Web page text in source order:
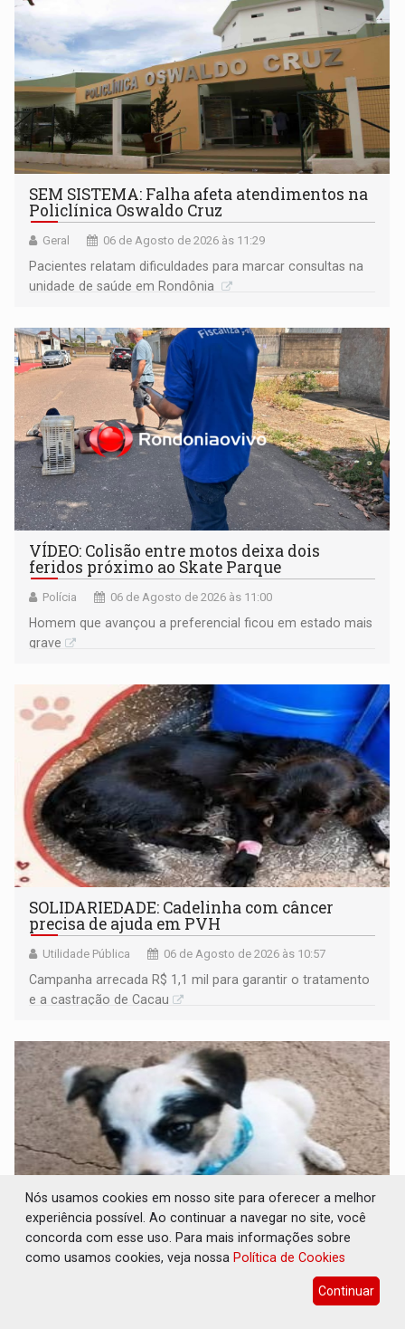
SEM SISTEMA: Falha afeta atendimentos na
Policlínica Oswaldo Cruz
Geral 06 de Agosto de 2026 às 11:29
Pacientes relatam dificuldades para marcar consultas na
unidade de saúde em Rondônia
VÍDEO: Colisão entre motos deixa dois
feridos próximo ao Skate Parque
Polícia 06 de Agosto de 2026 às 11:00
Homem que avançou a preferencial ficou em estado mais
grave
SOLIDARIEDADE: Cadelinha com câncer
precisa de ajuda em PVH
Utilidade Pública 06 de Agosto de 2026 às 10:57
Campanha arrecada R$ 1,1 mil para garantir o tratamento
e a castração de Cacau
DESAPARECIDO: Família procura por
Nós usamos cookies em nosso site para oferecer a melhor
experiência possível. Ao continuar a navegar no site, você
concorda com esse uso. Para mais informações sobre
como usamos cookies, veja nossa Política de Cookies
Continuar